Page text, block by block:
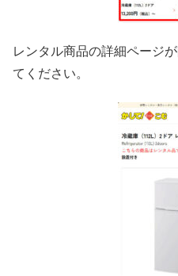
レンタル商品の詳細ページ
てください。